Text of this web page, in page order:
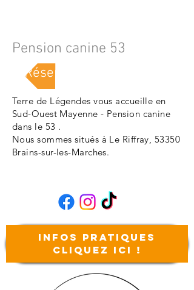
Pension canine 53
Réserver une place en
Terre de Légendes vous accueille en
Sud-Ouest Mayenne - Pension canine
dans le 53 .
Nous sommes situés à Le Riffray, 53350
Brains-sur-les-Marches.
Infos pratiques
Cliquez ici !